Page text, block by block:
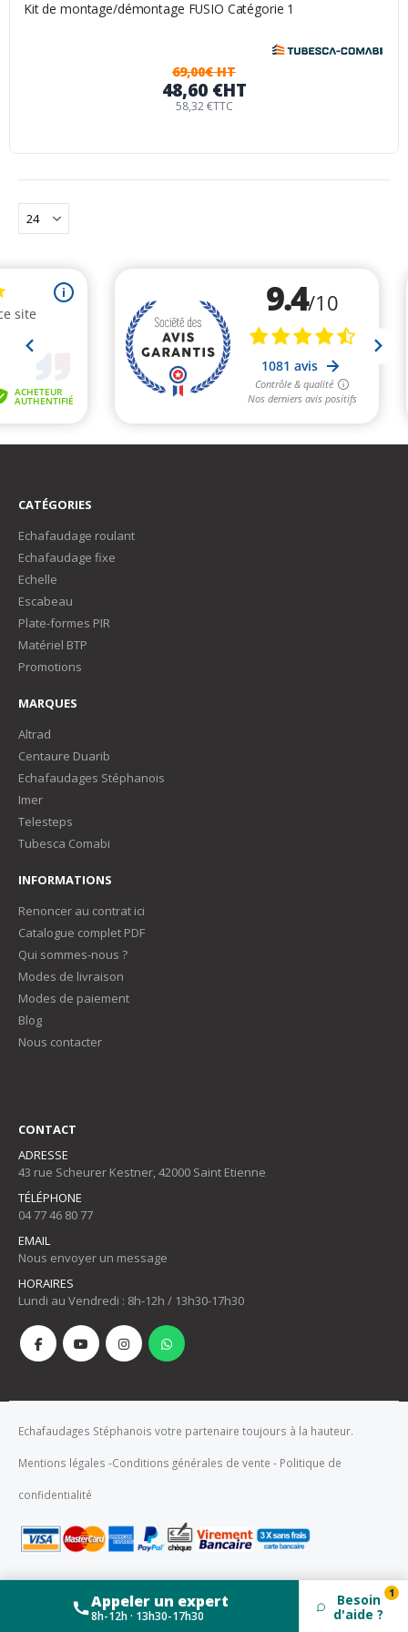
Kit de montage/démontage FUSIO Catégorie 1
69,00€ HT
48,60 €HT
58,32 €TTC
CATÉGORIES
Echafaudage roulant
Echafaudage fixe
Echelle
Escabeau
Plate-formes PIR
Matériel BTP
Promotions
MARQUES
Altrad
Centaure Duarib
Echafaudages Stéphanois
Imer
Telesteps
Tubesca Comabi
INFORMATIONS
Renoncer au contrat ici
Catalogue complet PDF
Qui sommes-nous ?
Modes de livraison
Modes de paiement
Blog
Nous contacter
CONTACT
ADRESSE
43 rue Scheurer Kestner, 42000 Saint Etienne
TÉLÉPHONE
04 77 46 80 77
EMAIL
Nous envoyer un message
HORAIRES
Lundi au Vendredi : 8h-12h / 13h30-17h30
Echafaudages Stéphanois votre partenaire toujours à la hauteur.
Mentions légales -Conditions générales de vente - Politique de
confidentialité
Appeler un expert
8h-12h · 13h30-17h30
Besoin
d'aide ?
1